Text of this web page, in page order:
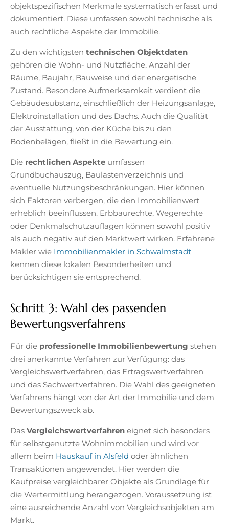
objektspezifischen Merkmale systematisch erfasst und
dokumentiert. Diese umfassen sowohl technische als
auch rechtliche Aspekte der Immobilie.
Zu den wichtigsten technischen Objektdaten
gehören die Wohn- und Nutzfläche, Anzahl der
Räume, Baujahr, Bauweise und der energetische
Zustand. Besondere Aufmerksamkeit verdient die
Gebäudesubstanz, einschließlich der Heizungsanlage,
Elektroinstallation und des Dachs. Auch die Qualität
der Ausstattung, von der Küche bis zu den
Bodenbelägen, fließt in die Bewertung ein.
Die rechtlichen Aspekte umfassen
Grundbuchauszug, Baulastenverzeichnis und
eventuelle Nutzungsbeschränkungen. Hier können
sich Faktoren verbergen, die den Immobilienwert
erheblich beeinflussen. Erbbaurechte, Wegerechte
oder Denkmalschutzauflagen können sowohl positiv
als auch negativ auf den Marktwert wirken. Erfahrene
Makler wie Immobilienmakler in Schwalmstadt
kennen diese lokalen Besonderheiten und
berücksichtigen sie entsprechend.
Schritt 3: Wahl des passenden
Bewertungsverfahrens
Für die professionelle Immobilienbewertung stehen
drei anerkannte Verfahren zur Verfügung: das
Vergleichswertverfahren, das Ertragswertverfahren
und das Sachwertverfahren. Die Wahl des geeigneten
Verfahrens hängt von der Art der Immobilie und dem
Bewertungszweck ab.
Das Vergleichswertverfahren eignet sich besonders
für selbstgenutzte Wohnimmobilien und wird vor
allem beim Hauskauf in Alsfeld oder ähnlichen
Transaktionen angewendet. Hier werden die
Kaufpreise vergleichbarer Objekte als Grundlage für
die Wertermittlung herangezogen. Voraussetzung ist
eine ausreichende Anzahl von Vergleichsobjekten am
Markt.